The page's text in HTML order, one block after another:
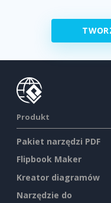
Produkt
Pakiet narzędzi PDF
Flipbook Maker
Kreator diagramów
Narzędzie do